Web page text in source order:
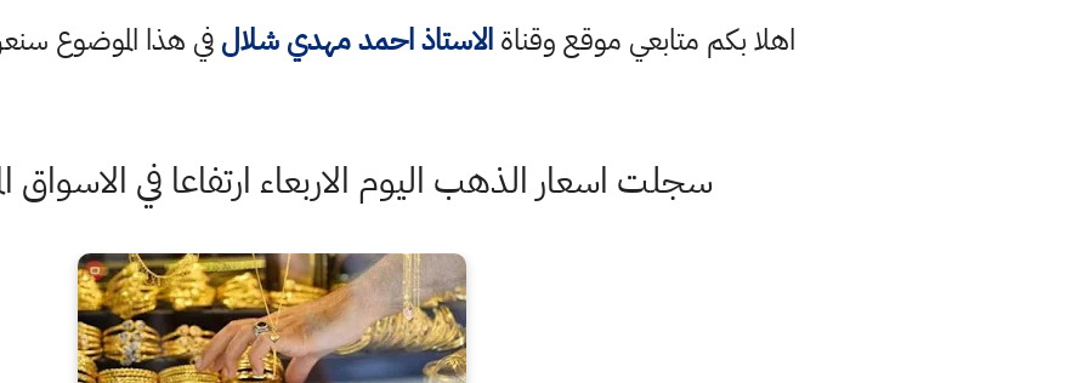
اهلا بكم متابعي موقع وقناةالاستاذ احمد مهدي شلالفي هذا الموضوع
سجلت اسعار الذهب اليوم الاربعاء ارتفاعا في الاسواق